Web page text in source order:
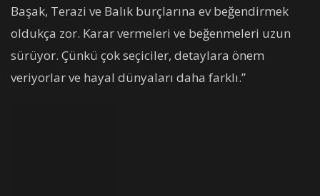
Başak, Terazi ve Balık burçlarına ev beğendirmek
oldukça zor. Karar vermeleri ve beğenmeleri uzun
sürüyor. Çünkü çok seçiciler, detaylara önem
veriyorlar ve hayal dünyaları daha farklı.”